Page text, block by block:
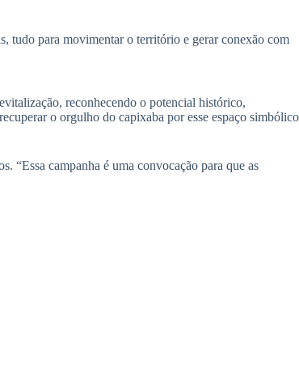
tudo para movimentar o território e gerar conexão com
reconhecendo o potencial histórico,
o orgulho do capixaba por esse espaço simbólico
“Essa campanha é uma convocação para que as